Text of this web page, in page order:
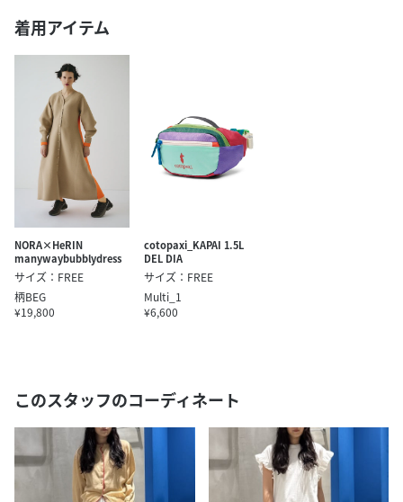
着用アイテム
NORA×HeRIN
manywaybubblydress
サイズ：FREE
柄BEG
¥19,800
cotopaxi_KAPAI 1.5L
DEL DIA
サイズ：FREE
Multi_1
¥6,600
このスタッフのコーディネート